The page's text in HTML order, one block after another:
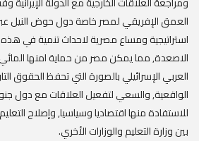
العمق الإفريقي لمصر خاصة دول حوض النيل
استراتيجية ومساع مصرية لاحداث تنمية في
الاصعدة, مما يمكن مصر من حماية امنها
العربي الإسرائيلي بالصورة التي تحفظ الحقوق
الواقعية, والسعي لتفعيل العلاقات مع دول
للاستفادة منها اقتصاديا وسياسيا, وإصلاح
بين وزارة التعليم والوزارات الأخري.